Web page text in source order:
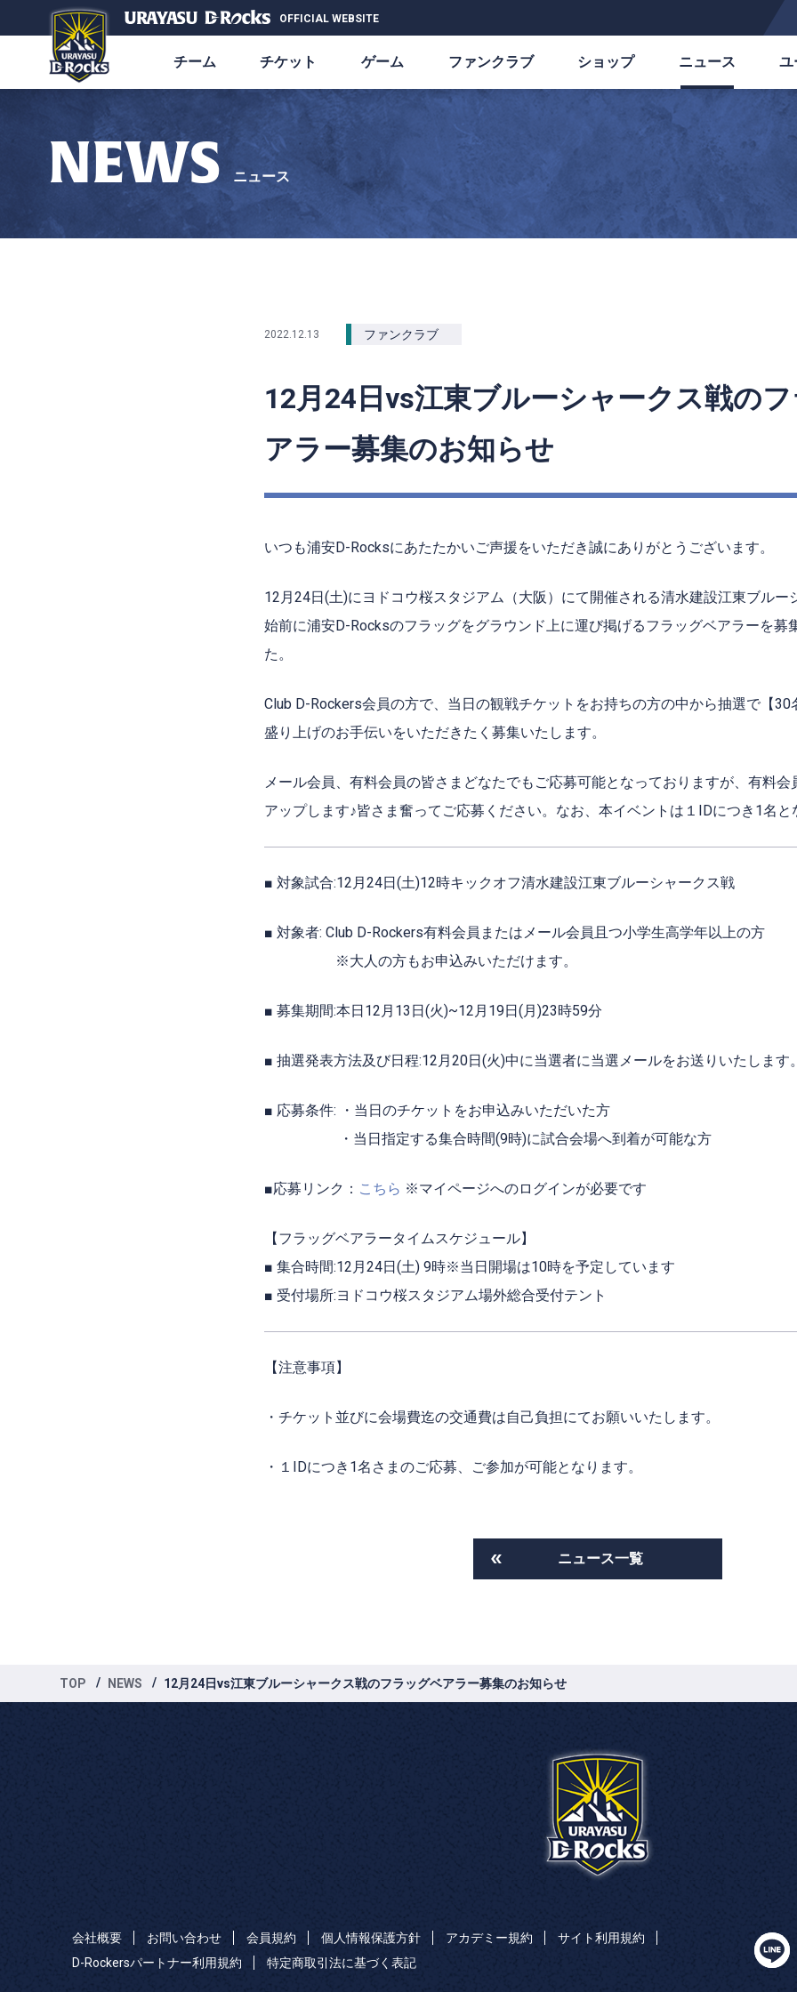
OFFICIAL WEBSITE
チーム チケット ゲーム ファンクラブ ショップ ニュース ユ
NEWS ニュース
2022.12.13 ファンクラブ
12月24日vs江東ブルーシャークス戦の
アラー募集のお知らせ
いつも浦安D-Rocksにあたたかいご声援をいただき誠にありがとうございます。
12月24日(土)にヨドコウ桜スタジアム（大阪）にて開催される清水建設江東ブルー
始前に浦安D-Rocksのフラッグをグラウンド上に運び掲げるフラッグベアラーを募
た。
Club D-Rockers会員の方で、当日の観戦チケットをお持ちの方の中から抽選で【30
盛り上げのお手伝いをいただきたく募集いたします。
メール会員、有料会員の皆さまどなたでもご応募可能となっておりますが、有料会
アップします♪皆さま奮ってご応募ください。 なお、本イベントは１IDにつき1名と
■ 対象試合:12月24日(土)12時キックオフ清水建設江東ブルーシャークス戦
■ 対象者: Club D-Rockers有料会員またはメール会員且つ小学生高学年以上の方
※大人の方もお申込みいただけます。
■ 募集期間:本日12月13日(火)~12月19日(月)23時59分
■ 抽選発表方法及び日程:12月20日(火)中に当選者に当選メールをお送りいたします。
■ 応募条件: ・当日のチケットをお申込みいただいた方
・当日指定する集合時間(9時)に試合会場へ到着が可能な方
■応募リンク： こちら ※マイページへのログインが必要です
【フラッグベアラータイムスケジュール】
■ 集合時間:12月24日(土) 9時※当日開場は10時を予定しています
■ 受付場所:ヨドコウ桜スタジアム場外総合受付テント
【注意事項】
・チケット並びに会場費迄の交通費は自己負担にてお願いいたします。
・１IDにつき1名さまのご応募、ご参加が可能となります。
ニュース一覧
TOP NEWS 12月24日vs江東ブルーシャークス戦のフラッグベアラー募集のお知らせ
会社概要 お問い合わせ 会員規約 個人情報保護方針 アカデミー規約
サイト利用規約
D-Rockersパートナー利用規約
特定商取引法に基づく表記